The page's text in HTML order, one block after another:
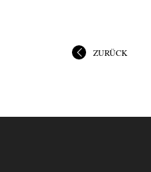
ZURÜCK